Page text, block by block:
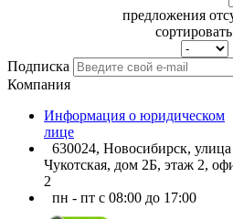
предложения
Подписка
Компания
Информация о юридическом
лице
630024, Новосибирск, улица
Чукотская, дом 2Б, этаж 2,
2
пн - пт с 08:00 до 17:00